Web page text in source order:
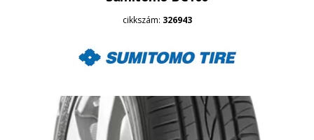
cikkszám: 326943